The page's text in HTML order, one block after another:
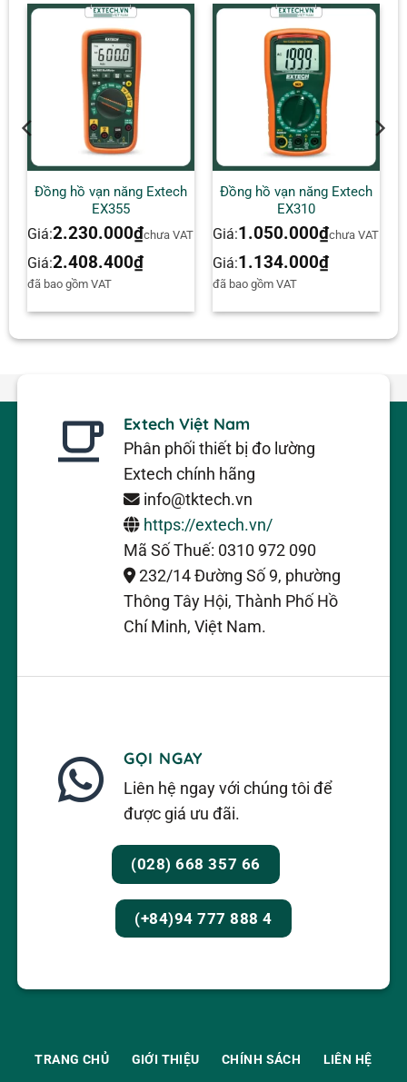
Đồng hồ vạn năng Extech
EX355
Giá:2.230.000₫chưa VAT
Giá:2.408.400₫
đã bao gồm VAT
Đồng hồ vạn năng Extech
EX310
Giá:1.050.000₫chưa VAT
Giá:1.134.000₫
đã bao gồm VAT
Extech Việt Nam
Phân phối thiết bị đo lường
Extech chính hãng
info@tktech.vn
https://extech.vn/
Mã Số Thuế: 0310 972 090
232/14 Đường Số 9, phường
Thông Tây Hội, Thành Phố Hồ
Chí Minh, Việt Nam.
GỌI NGAY
Liên hệ ngay với chúng tôi để
được giá ưu đãi.
(028) 668 357 66
(+84)94 777 888 4
TRANG CHỦ GIỚI THIỆU CHÍNH SÁCH LIÊN HỆ